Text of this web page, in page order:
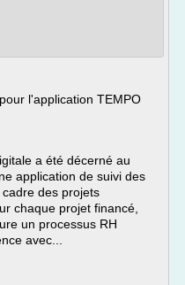
l'application TEMPO
a été décerné au
application de suivi des
des projets
chaque projet financé,
un processus RH
avec...